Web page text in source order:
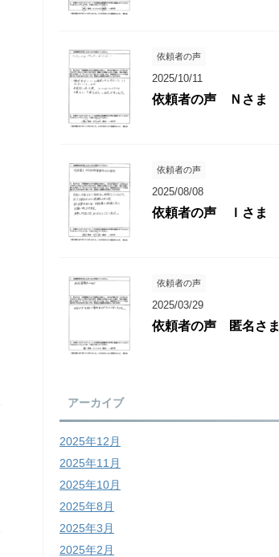
依頼者の声
2025/10/11
依頼者の声 Ｎさま
依頼者の声
2025/08/08
依頼者の声 Ｉさま
依頼者の声
2025/03/29
依頼者の声 匿名さま
アーカイブ
2025年12月
2025年11月
2025年10月
2025年8月
2025年3月
2025年2月